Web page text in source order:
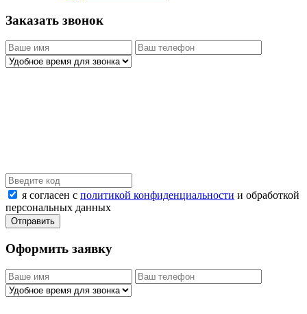
Заказать звонок
я согласен с политикой конфиденциальности и обработкой
персональных данных
Оформить заявку